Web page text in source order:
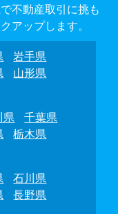
不動産取引に挑も
アップします。
岩手県
山形県
県
千葉県
栃木県
石川県
長野県